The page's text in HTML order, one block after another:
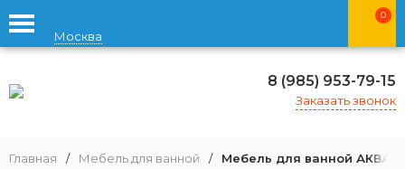
Москва
0
8 (985) 953-79-15
Заказать звонок
Главная / Мебель для ванной / Мебель для ванной